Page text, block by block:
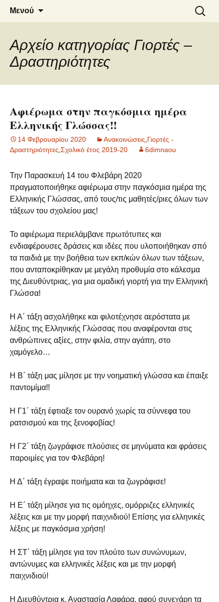
6o ΔΗΜΟΤΙΚΟ ΣΧΟΛΕΙΟ
ΝΑΟΥΣΑΣ
Μενού
για:
Αρχείο κατηγορίας Γιορτές –
Δραστηριότητες
Αφιέρωμα στην παγκόσμια ημέρα
Ελληνικής Γλώσσας!!
14 Φεβρουαρίου 2020 Ανακοινώσεις Γιορτές -
Δραστηριότητες Σχολικό έτος 2019-20 6dimnaou
Την Παρασκευή 14 του Φλεβάρη 2020
πραγματοποιήθηκε αφιέρωμα στην παγκόσμια ημέρα της
Ελληνικής Γλώσσας, από τους/τις μαθητές/ριες όλων των
τάξεων του σχολείου μας!
Το αφιέρωμα περιελάμβανε πρωτότυπες και
ενδιαφέρουσες δράσεις και ιδέες που υλοποιήθηκαν σπό
τα παιδιά με την βοήθεια των εκπ/κών όλων των τάξεων,
που ανταποκρίθηκαν με μεγάλη προθυμία στο κάλεσμα
της Διευθύντριας, για μια ομαδική γιορτή για την Ελληνική
Γλώσσα!
Η Α΄ τάξη ασχολήθηκε και φιλοτέχνησε αερόστατα με
λέξεις της Ελληνικής Γλώσσας που αναφέρονται στις
ανθρώπινες αξίες, στην φιλία, στην αγάπη, στο
χαμόγελο…
Η Β΄ τάξη μας μίλησε με την νοηματική γλώσσα και έπαιξε
παντομίμα!!
Η Γ1΄ τάξη έφτιαξε τον ουρανό χωρίς τα σύννεφα του
ρατσισμού και της ξενοφοβίας!
Η Γ2΄ τάξη ζωγράφισε πλούσιες σε μηνύματα και φράσεις
παροιμίες για τον Φλεβάρη!
Η Δ΄ τάξη έγραψε ποιήματα και τα ζωγράφισε!
Η Ε΄ τάξη μίλησε για τις ομόηχες, ομόρριζες ελληνικές
λέξεις και με την μορφή παιχνιδιού! Επίσης για ελληνικές
λέξεις με παγκόσμια χρήση!
Η ΣΤ΄ τάξη μίλησε για τον πλούτο των συνώνυμων,
αντώνυμες και ελληνικές λέξεις και με την μορφή
παιχνιδιού!
Η Διευθύντρια κ. Αναστασία Λαφάρα, αφού συνεχάρη τα